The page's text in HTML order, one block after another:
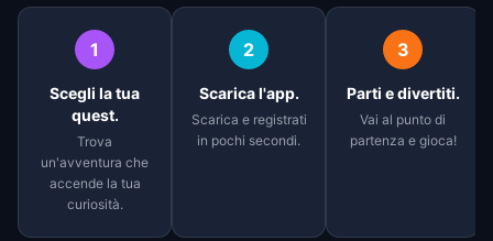
1
Scegli la tua
quest.
Trova
un'avventura che
accende la tua
curiosità.
2
Scarica l'app.
Scarica e registrati
in pochi secondi.
3
Parti e divertiti.
Vai al punto di
partenza e gioca!